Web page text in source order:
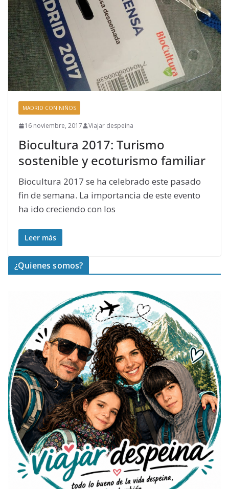
MADRID CON NIÑOS
16 noviembre, 2017 Viajar despeina
Biocultura 2017: Turismo
sostenible y ecoturismo familiar
Biocultura 2017 se ha celebrado este pasado
fin de semana. La importancia de este evento
ha ido creciendo con los
Leer más
¿Quienes somos?